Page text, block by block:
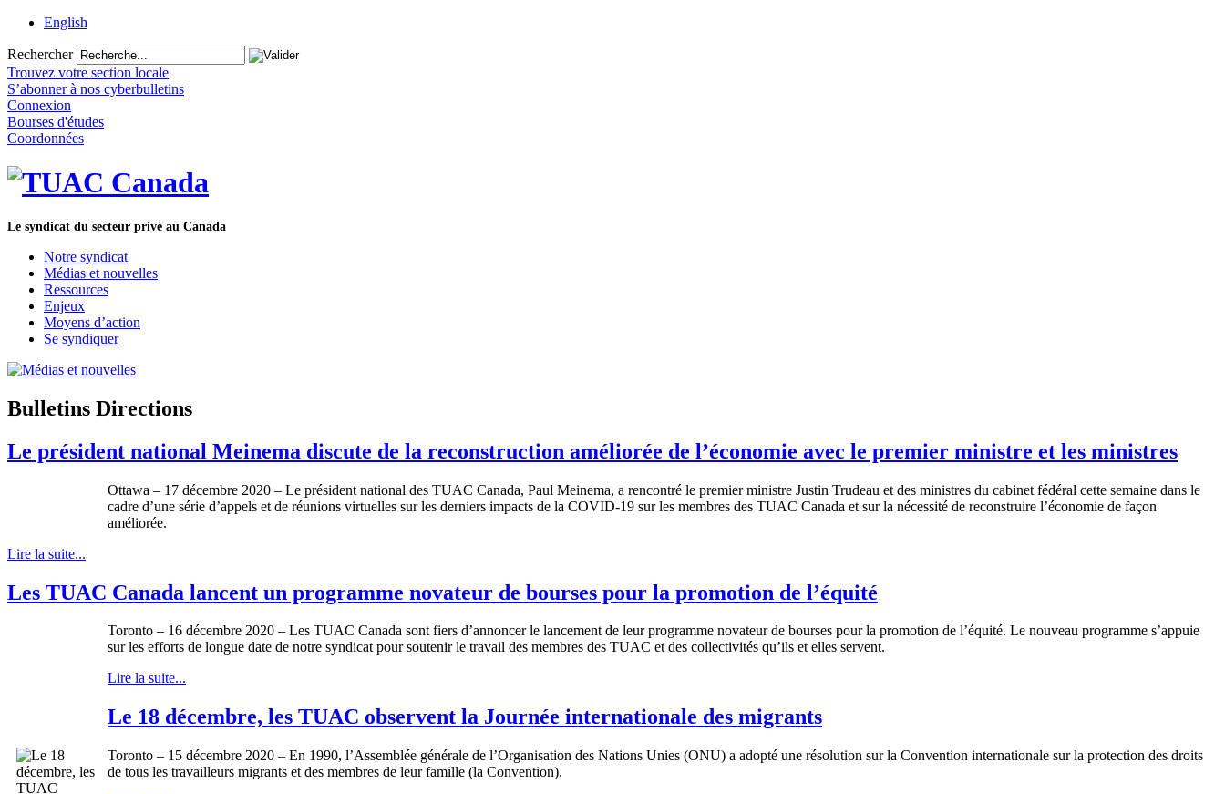
English
Rechercher
Trouvez votre section locale
S’abonner à nos cyberbulletins
Connexion
Bourses d'études
Coordonnées
Le syndicat du secteur privé au Canada
Notre syndicat
Médias et nouvelles
Ressources
Enjeux
Moyens d’action
Se syndiquer
Bulletins Directions
Le président national Meinema discute de la reconstruction améliorée de l’économie avec le premier ministre et les ministres
Ottawa – 17 décembre 2020 – Le président national des TUAC Canada, Paul Meinema, a rencontré le premier ministre Justin Trudeau et des ministres du cabinet fédéral cette semaine dans le
cadre d’une série d’appels et de réunions virtuelles sur les derniers impacts de la COVID‑19 sur les membres des TUAC Canada et sur la nécessité de reconstruire l’économie de façon
améliorée.
Lire la suite...
Les TUAC Canada lancent un programme novateur de bourses pour la promotion de l’équité
Toronto – 16 décembre 2020 – Les TUAC Canada sont fiers d’annoncer le lancement de leur programme novateur de bourses pour la promotion de l’équité. Le nouveau programme s’appuie
sur les efforts de longue date de notre syndicat pour soutenir le travail des membres des TUAC et des collectivités qu’ils et elles servent.
Lire la suite...
Le 18 décembre, les TUAC observent la Journée internationale des migrants
Toronto – 15 décembre 2020 – En 1990, l’Assemblée générale de l’Organisation des Nations Unies (ONU) a adopté une résolution sur la Convention internationale sur la protection des droits
de tous les travailleurs migrants et des membres de leur famille (la Convention).